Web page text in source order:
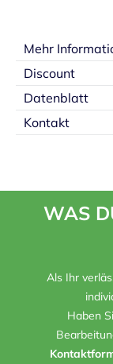
Mehr
Discount
Datenblatt
Kontakt
WAS
Als Ihr
Haben